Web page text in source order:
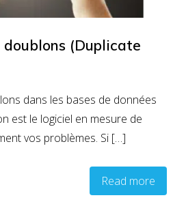
doublons (Duplicate
dans les bases de données
est le logiciel en mesure de
vos problèmes. Si […]
Read more